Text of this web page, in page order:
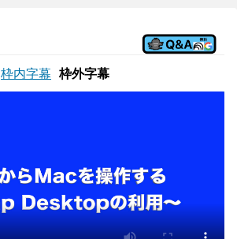
枠内字幕 枠外字幕